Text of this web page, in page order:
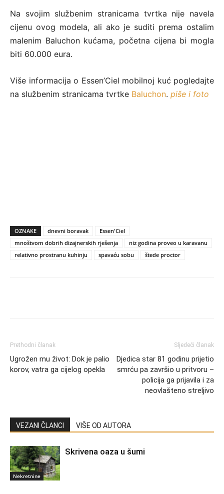
Na svojim službenim stranicama tvrtka nije navela
cijenu ovog modela, ali ako je suditi prema ostalim
malenim Baluchon kućama, početna cijena bi mogla
biti 60.000 eura.
Više informacija o Essen’Ciel mobilnoj kuć pogledajte
na službenim stranicama tvrtke Baluchon. piše i foto
OZNAKE dnevni boravak
Essen'Ciel
mnoštvom dobrih dizajnerskih rješenja
niz godina proveo u karavanu
relativno prostranu kuhinju
spavaću sobu štede proctor
Prethodni članak
Ugrožen mu život: Dok je palio
korov, vatra ga cijelog opekla
Sljedeći članak
Djedica star 81 godinu prijetio
smrću pa završio u pritvoru –
policija ga prijavila i za
neovlašteno streljivo
VEZANI ČLANCI VIŠE OD AUTORA
Nekretnine
Skrivena oaza u šumi